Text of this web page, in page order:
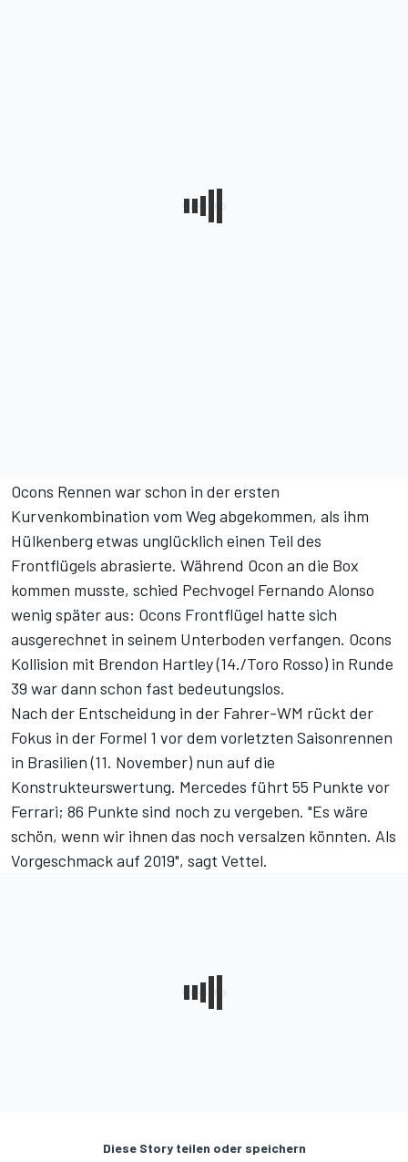
Ocons Rennen war schon in der ersten
Kurvenkombination vom Weg abgekommen, als ihm
Hülkenberg etwas unglücklich einen Teil des
Frontflügels abrasierte. Während Ocon an die Box
kommen musste, schied Pechvogel Fernando Alonso
wenig später aus: Ocons Frontflügel hatte sich
ausgerechnet in seinem Unterboden verfangen. Ocons
Kollision mit Brendon Hartley (14./Toro Rosso) in Runde
39 war dann schon fast bedeutungslos.
Nach der Entscheidung in der Fahrer-WM rückt der
Fokus in der Formel 1 vor dem vorletzten Saisonrennen
in Brasilien (11. November) nun auf die
Konstrukteurswertung. Mercedes führt 55 Punkte vor
Ferrari; 86 Punkte sind noch zu vergeben. "Es wäre
schön, wenn wir ihnen das noch versalzen könnten. Als
Vorgeschmack auf 2019", sagt Vettel.
Diese Story teilen oder speichern